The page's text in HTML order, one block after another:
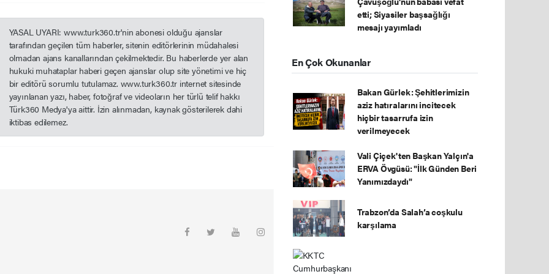
YASAL UYARI: www.turk360.tr'nin abonesi olduğu ajanslar
tarafından geçilen tüm haberler, sitenin editörlerinin müdahalesi
olmadan ajans kanallarından çekilmektedir. Bu haberlerde yer alan
hukuki muhataplar haberi geçen ajanslar olup site yönetimi ve hiç
bir editörü sorumlu tutulamaz. www.turk360.tr internet sitesinde
yayınlanan yazı, haber, fotoğraf ve videoların her türlü telif hakkı
Türk360 Medya'ya aittir. İzin alınmadan, kaynak gösterilerek dahi
iktibas edilemez.
etti; Siyasiler başsağlığı
mesajı yayımladı
En Çok Okunanlar
Bakan Gürlek: Şehitlerimizin
aziz hatıralarını incitecek
hiçbir tasarrufa izin
verilmeyecek
Vali Çiçek'ten Başkan Yalçın'a
ERVA Övgüsü: "İlk Günden Beri
Yanımızdaydı"
Trabzon’da Salah’a coşkulu
karşılama